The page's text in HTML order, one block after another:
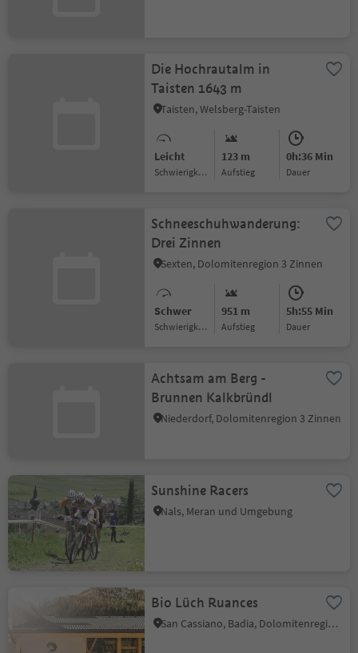
Die Hochrautalm in
Taisten 1643 m
Taisten, Welsberg-Taisten
Leicht
Schwierigkeitsgrad
123 m
Aufstieg
0h:36 Min
Dauer
Schneeschuhwanderung:
Drei Zinnen
Sexten, Dolomitenregion 3 Zinnen
Schwer
Schwierigkeitsgrad
951 m
Aufstieg
5h:55 Min
Dauer
Achtsam am Berg -
Brunnen Kalkbründl
Niederdorf, Dolomitenregion 3 Zinnen
Sunshine Racers
Nals, Meran und Umgebung
Bio Lüch Ruances
San Cassiano, Badia, Dolomitenregion Alta Badia